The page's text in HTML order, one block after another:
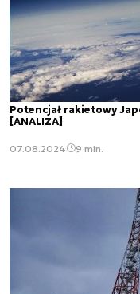
Potencjał rakietowy
[ANALIZA]
07.08.2024 9 min.